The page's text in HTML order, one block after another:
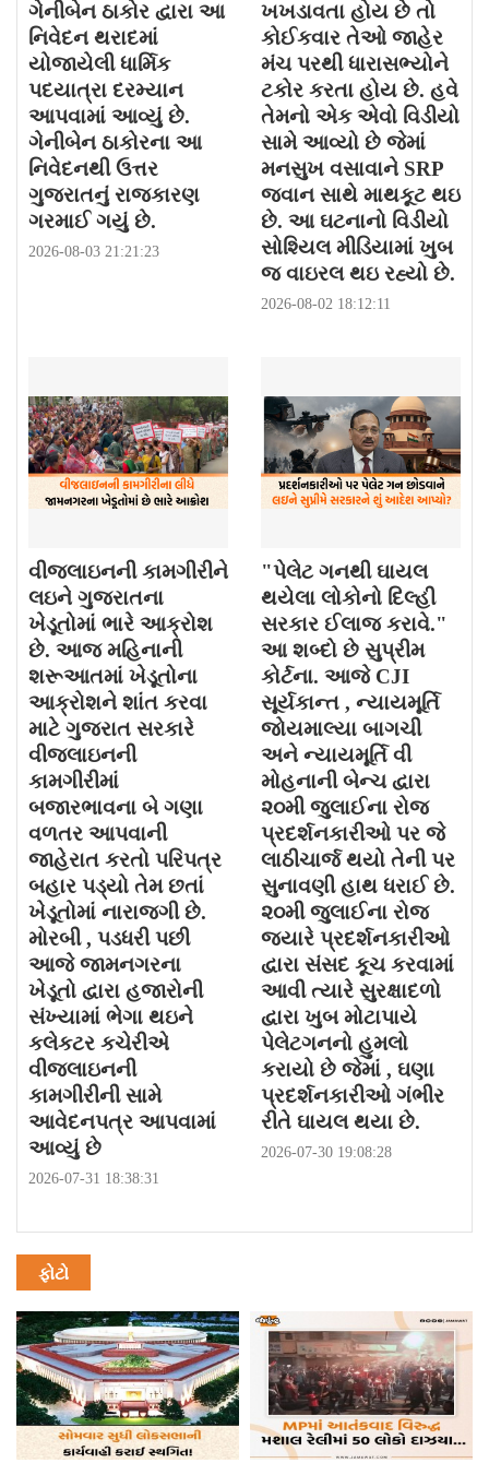
ગેનીબેન ઠાકોર દ્વારા આ
નિવેદન થરાદમાં
યોજાયેલી ધાર્મિક
પદયાત્રા દરમ્યાન
આપવામાં આવ્યું છે.
ગેનીબેન ઠાકોરના આ
નિવેદનથી ઉત્તર
ગુજરાતનું રાજકારણ
ગરમાઈ ગયું છે.
2026-08-03 21:21:23
ખખડાવતા હોય છે તો
કોઈકવાર તેઓ જાહેર
મંચ પરથી ધારાસભ્યોને
ટકોર કરતા હોય છે. હવે
તેમનો એક એવો વિડીયો
સામે આવ્યો છે જેમાં
મનસુખ વસાવાને SRP
જવાન સાથે માથકૂટ થઇ
છે. આ ઘટનાનો વિડીયો
સોશ્યિલ મીડિયામાં ખુબ
જ વાઇરલ થઇ રહ્યો છે.
2026-08-02 18:12:11
વીજલાઇનની કામગીરીને
લઇને ગુજરાતના
ખેડૂતોમાં ભારે આક્રોશ
છે. આજ મહિનાની
શરૂઆતમાં ખેડૂતોના
આક્રોશને શાંત કરવા
માટે ગુજરાત સરકારે
વીજલાઇનની
કામગીરીમાં
બજારભાવના બે ગણા
વળતર આપવાની
જાહેરાત કરતો પરિપત્ર
બહાર પડ્યો તેમ છતાં
ખેડૂતોમાં નારાજગી છે.
મોરબી , પડધરી પછી
આજે જામનગરના
ખેડૂતો દ્વારા હજારોની
સંખ્યામાં ભેગા થઇને
કલેકટર કચેરીએ
વીજલાઇનની
કામગીરીની સામે
આવેદનપત્ર આપવામાં
આવ્યું છે
2026-07-31 18:38:31
"પેલેટ ગનથી ઘાયલ
થયેલા લોકોનો દિલ્હી
સરકાર ઈલાજ કરાવે."
આ શબ્દો છે સુપ્રીમ
કોર્ટના. આજે CJI
સૂર્યકાન્ત , ન્યાયમૂર્તિ
જોયમાલ્યા બાગચી
અને ન્યાયમૂર્તિ વી
મોહનાની બેન્ચ દ્વારા
૨૦મી જુલાઈના રોજ
પ્રદર્શનકારીઓ પર જે
લાઠીચાર્જ થયો તેની પર
સુનાવણી હાથ ધરાઈ છે.
૨૦મી જુલાઈના રોજ
જયારે પ્રદર્શનકારીઓ
દ્વારા સંસદ કૂચ કરવામાં
આવી ત્યારે સુરક્ષાદળો
દ્વારા ખુબ મોટાપાયે
પેલેટગનનો હુમલો
કરાયો છે જેમાં , ઘણા
પ્રદર્શનકારીઓ ગંભીર
રીતે ઘાયલ થયા છે.
2026-07-30 19:08:28
ફોટો